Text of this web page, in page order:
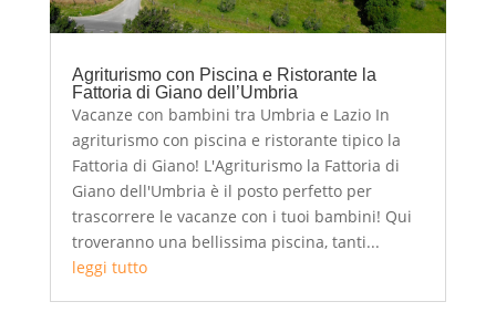
Agriturismo con Piscina e Ristorante la
Fattoria di Giano dell’Umbria
Vacanze con bambini tra Umbria e Lazio In
agriturismo con piscina e ristorante tipico la
Fattoria di Giano! L'Agriturismo la Fattoria di
Giano dell'Umbria è il posto perfetto per
trascorrere le vacanze con i tuoi bambini! Qui
troveranno una bellissima piscina, tanti...
leggi tutto